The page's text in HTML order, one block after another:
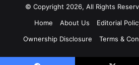
© Copyright 2026, All Rights
Home
About Us Editorial
Ownership Disclosure
Terms &